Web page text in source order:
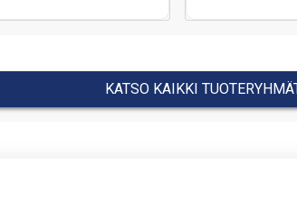
KATSO KAIKKI
testiasennusta varten.